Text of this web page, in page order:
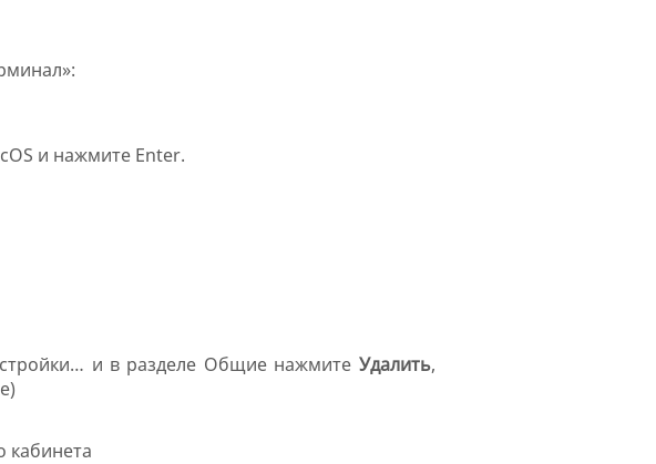
и нажмите Enter.
и в разделе Общие нажмите Удалить,
кабинета